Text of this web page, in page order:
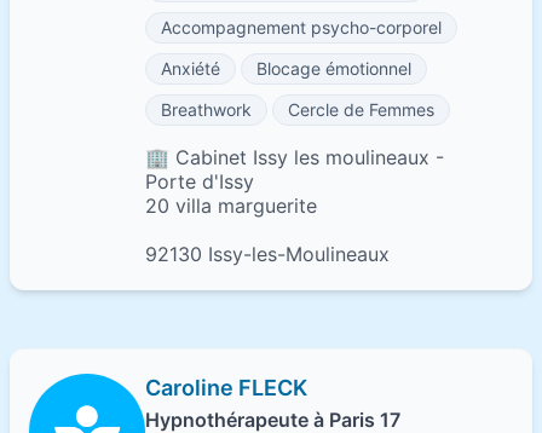
Accompagnement psycho-corporel
Anxiété
Blocage émotionnel
Breathwork
Cercle de Femmes
🏢 Cabinet Issy les moulineaux -
Porte d'Issy
20 villa marguerite
92130 Issy-les-Moulineaux
Caroline FLECK
Hypnothérapeute à Paris 17